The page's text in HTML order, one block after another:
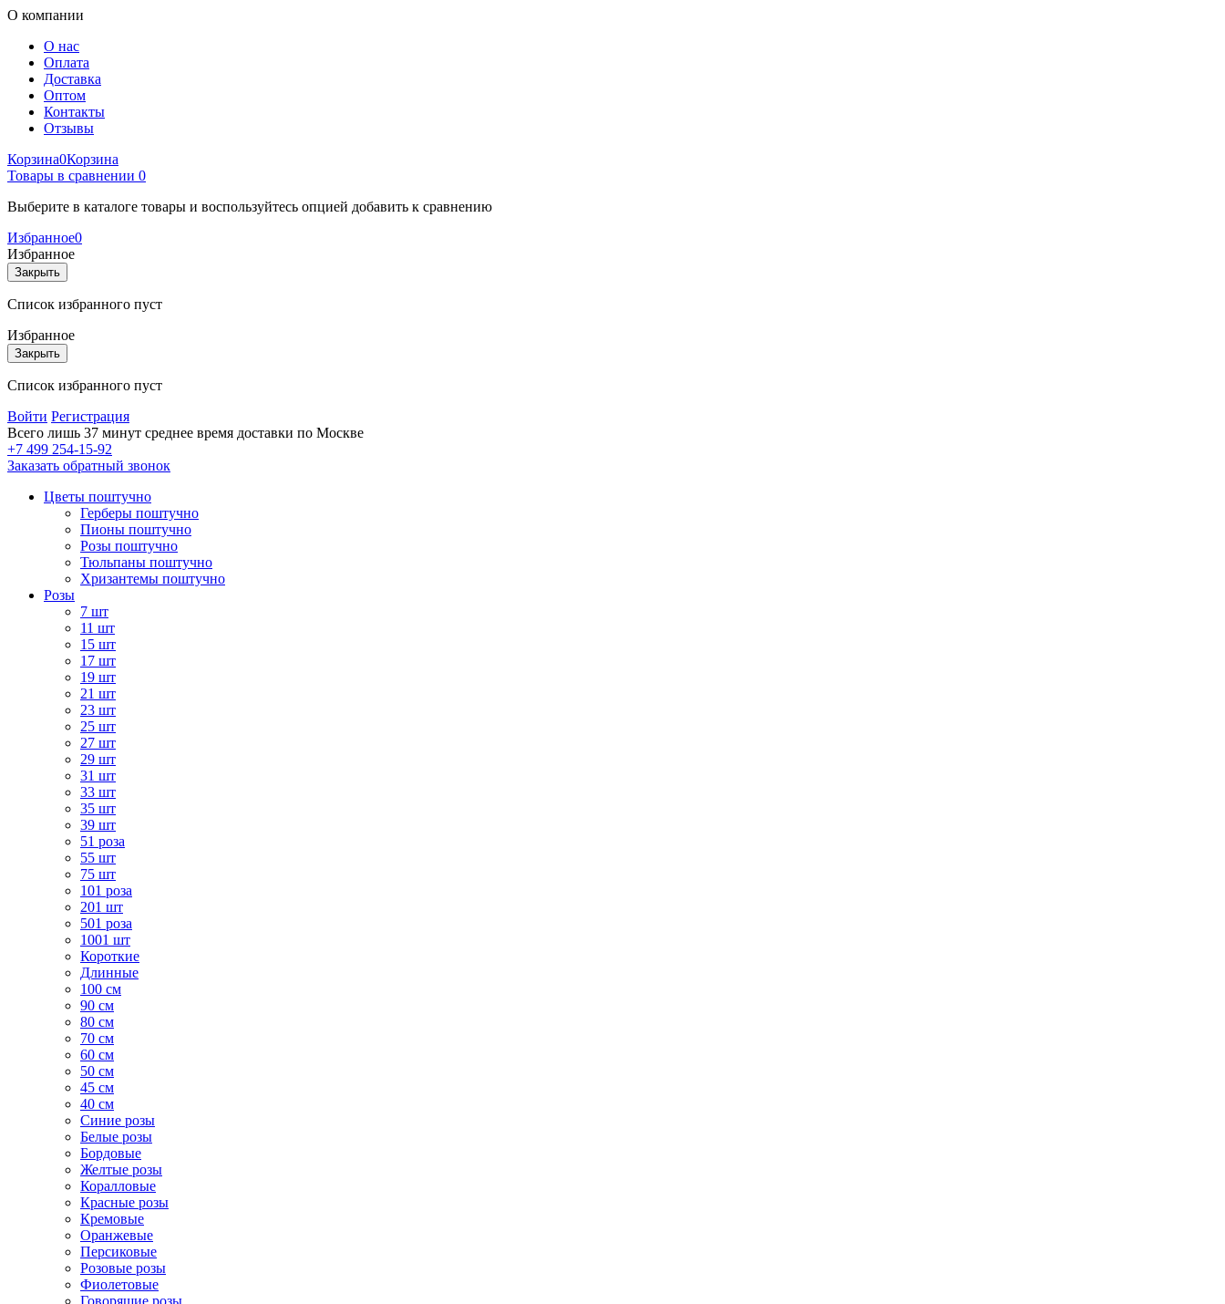
О компании
О нас
Оплата
Доставка
Оптом
Контакты
Отзывы
Корзина0Корзина
Товары в сравнении 0
Выберите в каталоге товары и воспользуйтесь опцией добавить к сравнению
Избранное0
Избранное
Закрыть
Список избранного пуст
Избранное
Закрыть
Список избранного пуст
Войти Регистрация
Всего лишь 37 минут среднее время доставки по Москве
+7 499 254-15-92
Заказать обратный звонок
Цветы поштучно
Герберы поштучно
Пионы поштучно
Розы поштучно
Тюльпаны поштучно
Хризантемы поштучно
Розы
7 шт
11 шт
15 шт
17 шт
19 шт
21 шт
23 шт
25 шт
27 шт
29 шт
31 шт
33 шт
35 шт
39 шт
51 роза
55 шт
75 шт
101 роза
201 шт
501 роза
1001 шт
Короткие
Длинные
100 см
90 см
80 см
70 см
60 см
50 см
45 см
40 см
Cиние розы
Белые розы
Бордовые
Желтые розы
Коралловые
Красные розы
Кремовые
Оранжевые
Персиковые
Розовые розы
Фиолетовые
Говорящие розы